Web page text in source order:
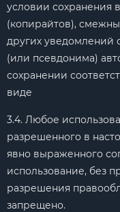
условии сохранения
(копирайтов),
других уведомлений
(или псевдонима)
сохранении
виде
3.4. Любое
разрешенного в
явно выраженного
использование, без
разрешения
запрещено.